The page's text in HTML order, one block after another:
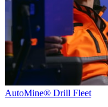
AutoMine® Drill Fleet